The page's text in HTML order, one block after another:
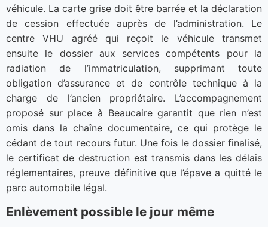
véhicule. La carte grise doit être barrée et la déclaration
de cession effectuée auprès de l’administration. Le
centre VHU agréé qui reçoit le véhicule transmet
ensuite le dossier aux services compétents pour la
radiation de l’immatriculation, supprimant toute
obligation d’assurance et de contrôle technique à la
charge de l’ancien propriétaire. L’accompagnement
proposé sur place à Beaucaire garantit que rien n’est
omis dans la chaîne documentaire, ce qui protège le
cédant de tout recours futur. Une fois le dossier finalisé,
le certificat de destruction est transmis dans les délais
réglementaires, preuve définitive que l’épave a quitté le
parc automobile légal.
Enlèvement possible le jour même